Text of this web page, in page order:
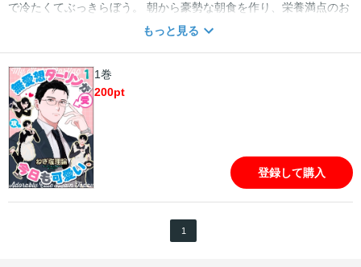
で冷たくてぶっきらぼう。 朝から豪勢な朝食を作り、栄養満点のお
弁当、行ってらっしゃいのキスで見送っても「こんなことまでしな
ら。 一方、普段から脩へお礼をしていないことを同僚に咎められた
鴻一。 脩に愛想を尽かされないよう奮闘が始まるが…!? ※この作品
は『＆.Emo vol.75』に収録されています。重複購入にご注意くださ
い。
もっと見る
1巻
200pt
登録して購入
1